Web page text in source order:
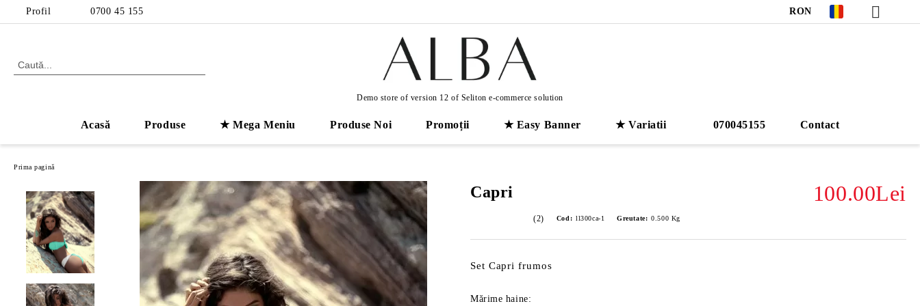
Profil 0700 45 155 RON
Demo store of version 12 of Seliton e-commerce solution
Acasă Produse ★ Mega Meniu Produse Noi Promoții ★ Easy Banner ★ Variatii 070045155 Contact
Prima pagină
Capri 100.00Lei
(2) Cod: ll300ca-1 Greutate: 0.500 Kg
Set Capri frumos
Mărime haine: